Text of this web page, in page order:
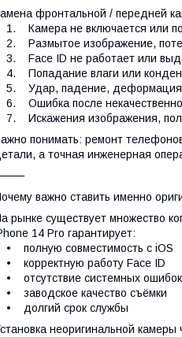
фронтальной / передней
1. Камера не включается или
2. Размытое изображение,
3. Face ID не работает или
4. Попадание влаги или
5. Удар, падение, деформация
6. Ошибка после
7. Искажения изображения,
понимать: ремонт
а точная инженерная
важно ставить именно
рынке существует множество
14 Pro гарантирует:
• полную совместимость с iOS
• корректную работу Face ID
• отсутствие системных ошибок
• заводское качество съёмки
• долгий срок службы
неоригинальной